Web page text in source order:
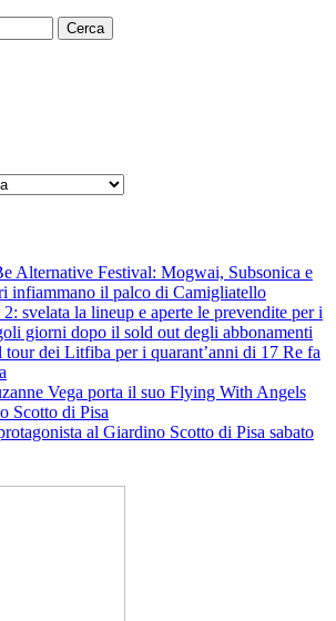
Alternative Festival: Mogwai, Subsonica e
infiammano il palco di Camigliatello
svelata la lineup e aperte le prevendite per i
giorni dopo il sold out degli abbonamenti
dei Litfiba per i quarant’anni di 17 Re fa
Vega porta il suo Flying With Angels
Scotto di Pisa
al Giardino Scotto di Pisa sabato